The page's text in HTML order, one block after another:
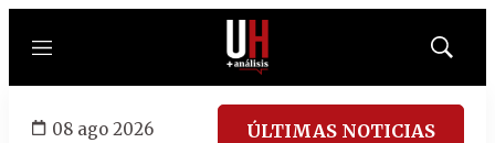
Menú
Mostrar
08 ago 2026 ÚLTIMAS NOTICIAS